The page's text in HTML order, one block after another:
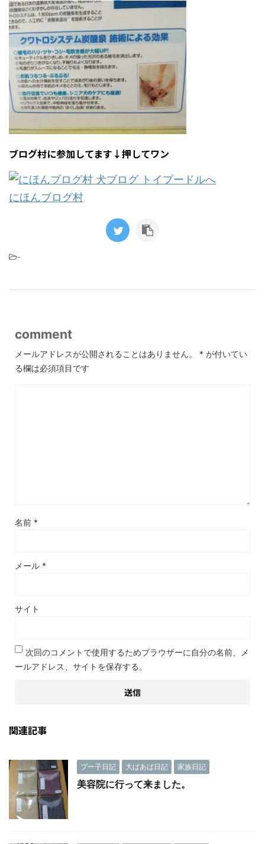
ブログ村に参加してます↓押してワン
にほんブログ村
-
comment
メールアドレスが公開されることはありません。 * が付いてい
る欄は必須項目です
名前 *
メール *
サイト
次回のコメントで使用するためブラウザーに自分の名前、メ
ールアドレス、サイトを保存する。
関連記事
プー子日記 大ばあば日記 家族日記
美容院に行って来ました。